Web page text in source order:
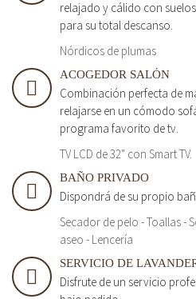
relajado y cálido con
para su total descanso.
Nórdicos de plumas
ACOGEDOR SALÓN
Combinación perfecta de
relajarse en un cómodo
programa favorito de tv.
TV LCD de 32" con Smart TV.
BAÑO PRIVADO
Dispondrá de su propio
Secador de pelo - Toallas -
aseo - Lencería
SERVICIO DE
Disfrute de un servicio